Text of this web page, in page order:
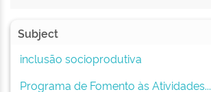
Subject
inclusão socioprodutiva
Programa de Fomento às Atividades...